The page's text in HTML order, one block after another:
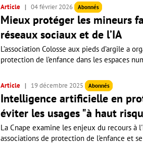
Article 04 février 2026 Abonnés
Mieux protéger les mineurs
réseaux sociaux et de l’IA
L’association Colosse aux pieds d’argile a
protection de l’enfance dans les espaces
Article 19 décembre 2025 Abonnés
Intelligence artificielle en
éviter les usages "à haut
La Cnape examine les enjeux du recours
associations de protection de l'enfance et